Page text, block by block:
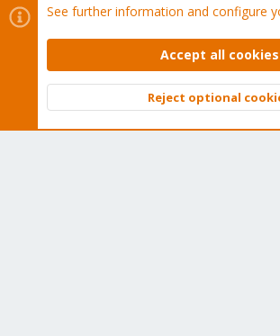
Cookies
Proxmox Support Forum - Light
Contact us
Terms and rules Privacy policy
Community platform by XenForo © 2010-2026
See further information and configure
Accept all cookies
Reject optional